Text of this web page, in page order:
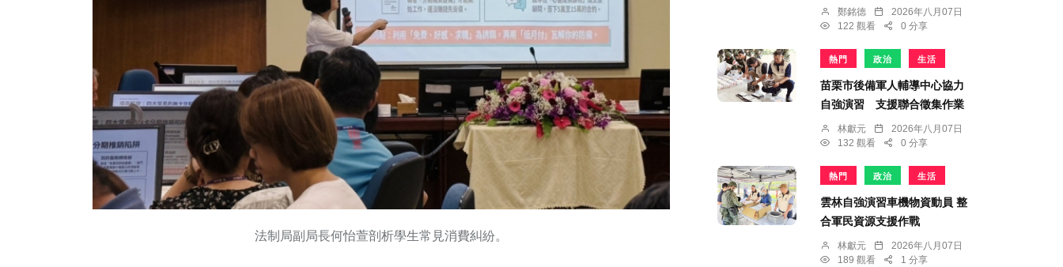
法制局副局長何怡萱剖析學生常見消費糾紛。
鄭銘德
2026年八月07日
122 觀看
0 分享
熱門 政治 生活
苗栗市後備軍人輔導中心協力
自強演習 支援聯合徵集作業
林獻元
2026年八月07日
132 觀看
0 分享
熱門 政治 生活
雲林自強演習車機物資動員 整
合軍民資源支援作戰
林獻元
2026年八月07日
189 觀看
1 分享